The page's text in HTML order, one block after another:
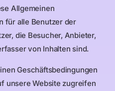
Allgemeinen
für alle Benutzer der
die Besucher, Anbieter,
von Inhalten sind.
Geschäftsbedingungen
unsere Website zugreifen